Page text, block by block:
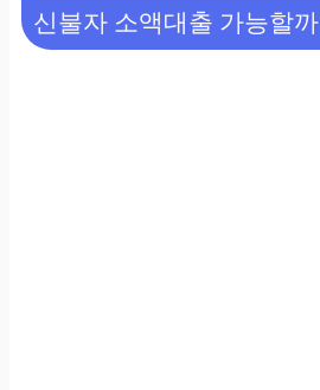
신불자 소액대출 가능할까